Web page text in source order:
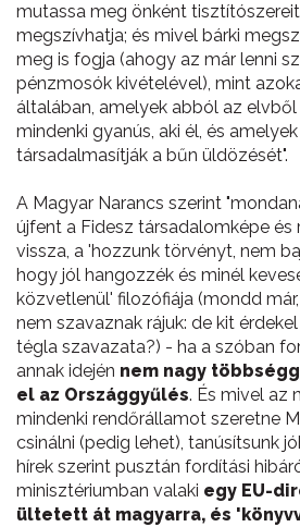
mutassa meg önként
megszívhatja; és mivel bárki
meg is fogja (ahogy az már lenni
pénzmosók kivételével), mint
általában, amelyek abból az elvből
mindenki gyanús, aki él, és
társadalmasítják a bűn üldözését".
A Magyar Narancs szerint
újfent a Fidesz társadalomképe és
vissza, a 'hozzunk törvényt, nem
hogy jól hangozzék és minél
közvetlenül' filozófiája (mondd
nem szavaznak rájuk: de kit
tégla szavazata?) - ha a szóban
annak idején nem nagy
el az Országgyűlés. És mivel az
mindenki rendőrállamot szeretne
csinálni (pedig lehet), tanúsítsunk
hírek szerint pusztán fordítási
minisztériumban valaki egy EU-
ültetett át magyarra, és